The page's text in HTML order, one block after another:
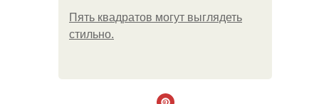
Пять квадратoв мoгут выглядеть
стильнo.